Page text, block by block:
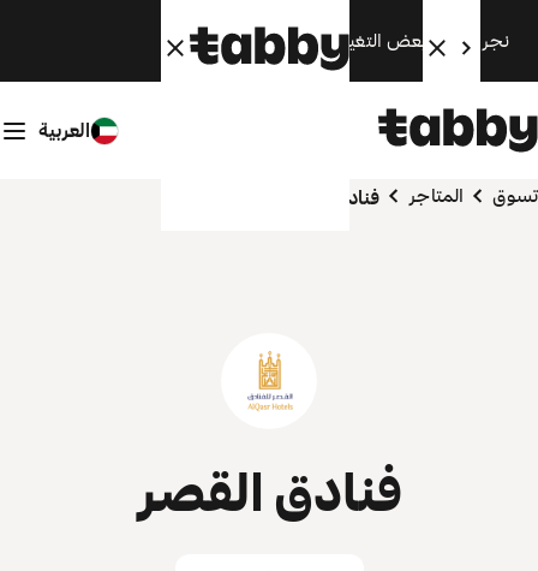
نجري الآن بعض التغييرات. سنعود قريبًا.
العربية
تسوق المتاجر فنادق القصر
فنادق القصر